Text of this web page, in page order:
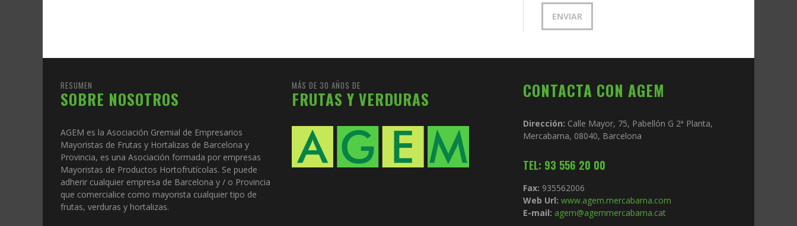
RESUMEN
SOBRE NOSOTROS
AGEM es la Asociación Gremial de Empresarios
Mayoristas de Frutas y Hortalizas de Barcelona y
Provincia, es una Asociación formada por empresas
Mayoristas de Productos Hortofrutícolas. Se puede
adherir cualquier empresa de Barcelona y / o Provincia
que comercialice como mayorista cualquier tipo de
frutas, verduras y hortalizas.
MÁS DE 30 AÑOS DE
FRUTAS Y VERDURAS CONTACTA CON AGEM
Dirección: Calle Mayor, 75, Pabellón G 2ª Planta,
Mercabarna, 08040, Barcelona
TEL: 93 556 20 00
Fax: 935562006
Web Url: www.agem.mercabarna.com
E-mail: agem@agemmercabarna.cat